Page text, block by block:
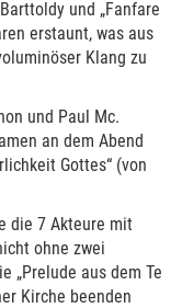
und „Fanfare
erstaunt, was aus
Klang zu
und Paul Mc.
an dem Abend
Gottes“ (von
die 7 Akteure mit
ohne zwei
„Prelude aus dem Te
Kirche beenden